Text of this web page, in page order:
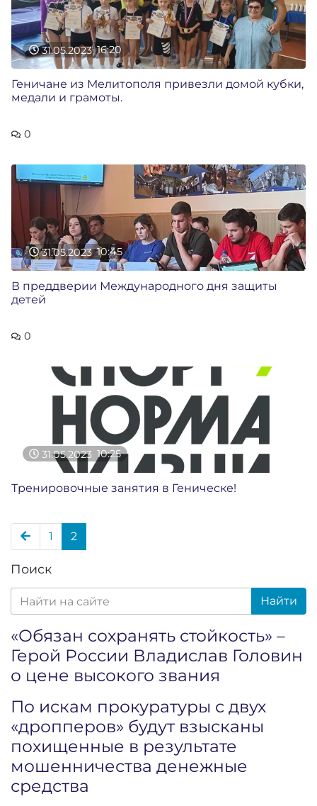
31.05.2023 16:20
Геничане из Мелитополя привезли домой кубки,
медали и грамоты.
0
31.05.2023 10:45
В преддверии Международного дня защиты
детей
0
31.05.2023 10:25
Тренировочные занятия в Геническе!
1 2
Поиск
Найти
«Обязан сохранять стойкость» –
Герой России Владислав Головин
о цене высокого звания
По искам прокуратуры с двух
«дропперов» будут взысканы
похищенные в результате
мошенничества денежные
средства